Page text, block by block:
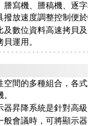
謄寫機、謄稿機、逐
撥放速度調整控制便
及數位資料高速拷貝
運用。
空間的多種組合，各
器昇降系統是針對高
般會議時，可將顯示